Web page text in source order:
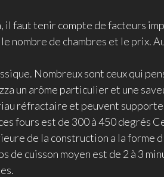
il faut tenir compte de facteurs
nombre de chambres et le prix.
Nombreux sont ceux qui
un arôme particulier et une
réfractaire et peuvent
fours est de 300 à 450 degrés
de la construction a la
de cuisson moyen est de 2 à 3